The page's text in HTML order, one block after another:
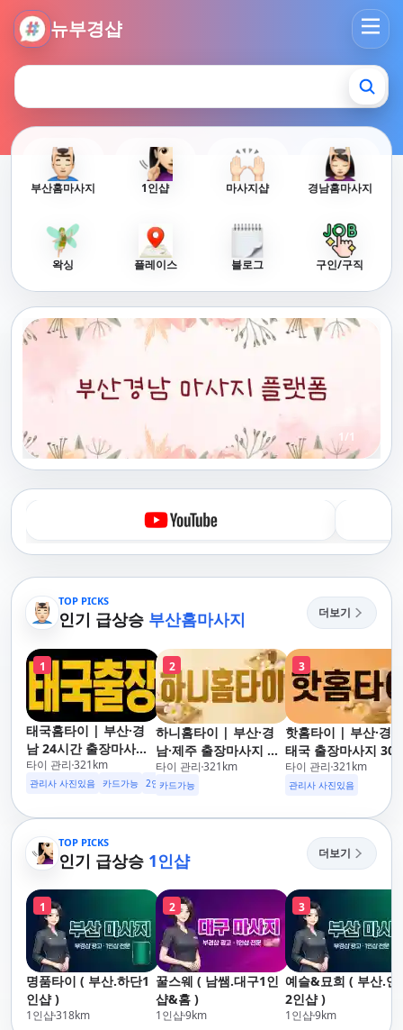
뉴부경샵
뉴부경샵 - 부산 마사지 사이트 부산마사지 부산홈타이 부산출
부산홈마사지 1인샵 마사지샵 경남홈마사지
왁싱 플레이스 블로그 구인/구직
1 /1
TOP PICKS
인기 급상승 부산홈마사지 더보기
1
태국홈타이 | 부산·경
남 24시간 출장마사지
후불제/해운대,사상,광
안리,남포동,구포,덕천,
산,구서,연산,서면,재
송,센텀,송도,자갈치,하
단,다대포,범일,범천,우
동,마린시티,송정,기장,
정관,일광,망미,토곡,시
청,양정,초량,사직,온
천,미남,만덕,괴정,학
장,금사,서동,반여,반
송,명륜,남천,대연,문
현,부전,개금,가야,주
례,괘법,학장,강서,신
호,서구,암남
타이 관리 321km
관리사 사진있음 카드가능 2인이상 할인
2
하니홈타이 | 부산·경
남·제주 출장마사지 타
이·아로마 전문
타이 관리 321km
카드가능
3
핫홈타이 | 부산·경남
태국 출장마사지 30
도착 카드가능 24시
운대,사상,광안리,남
동,구포,덕천,명지,민
락,수영,동래,남산,구
서,연산,서면,재송,센
텀,송도,자갈치,하단
린시티,송정,기장,정
일광,망미,토곡,시청
정,초량,사직,온천,미
남,만덕,괴정,학장,금
사,서동,반여,반송,명
륜,남천,대연,문현,부
전,개금,가야,주례,괘
법,학장,강서,신호,서
타이 관리 321km
관리사 사진있음
TOP PICKS
인기 급상승 1인샵 더보기
1
명품타이 ( 부산.하단1
인샵 )
1인샵318km
2
꿀스웨 ( 남쌤.대구1인
샵&홈 )
1인샵9km
3
예슬&묘희 ( 부산.연
2인샵 )
1인샵9km